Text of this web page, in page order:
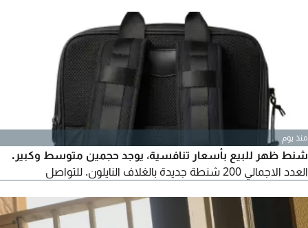
منذ يوم
شنط ظهر للبيع بأسعار تنافسية، يوجد حجمين متوسط وكبير.
العدد الاجمالي 200 شنطة جديدة بالغلاف النايلون. للتواصل